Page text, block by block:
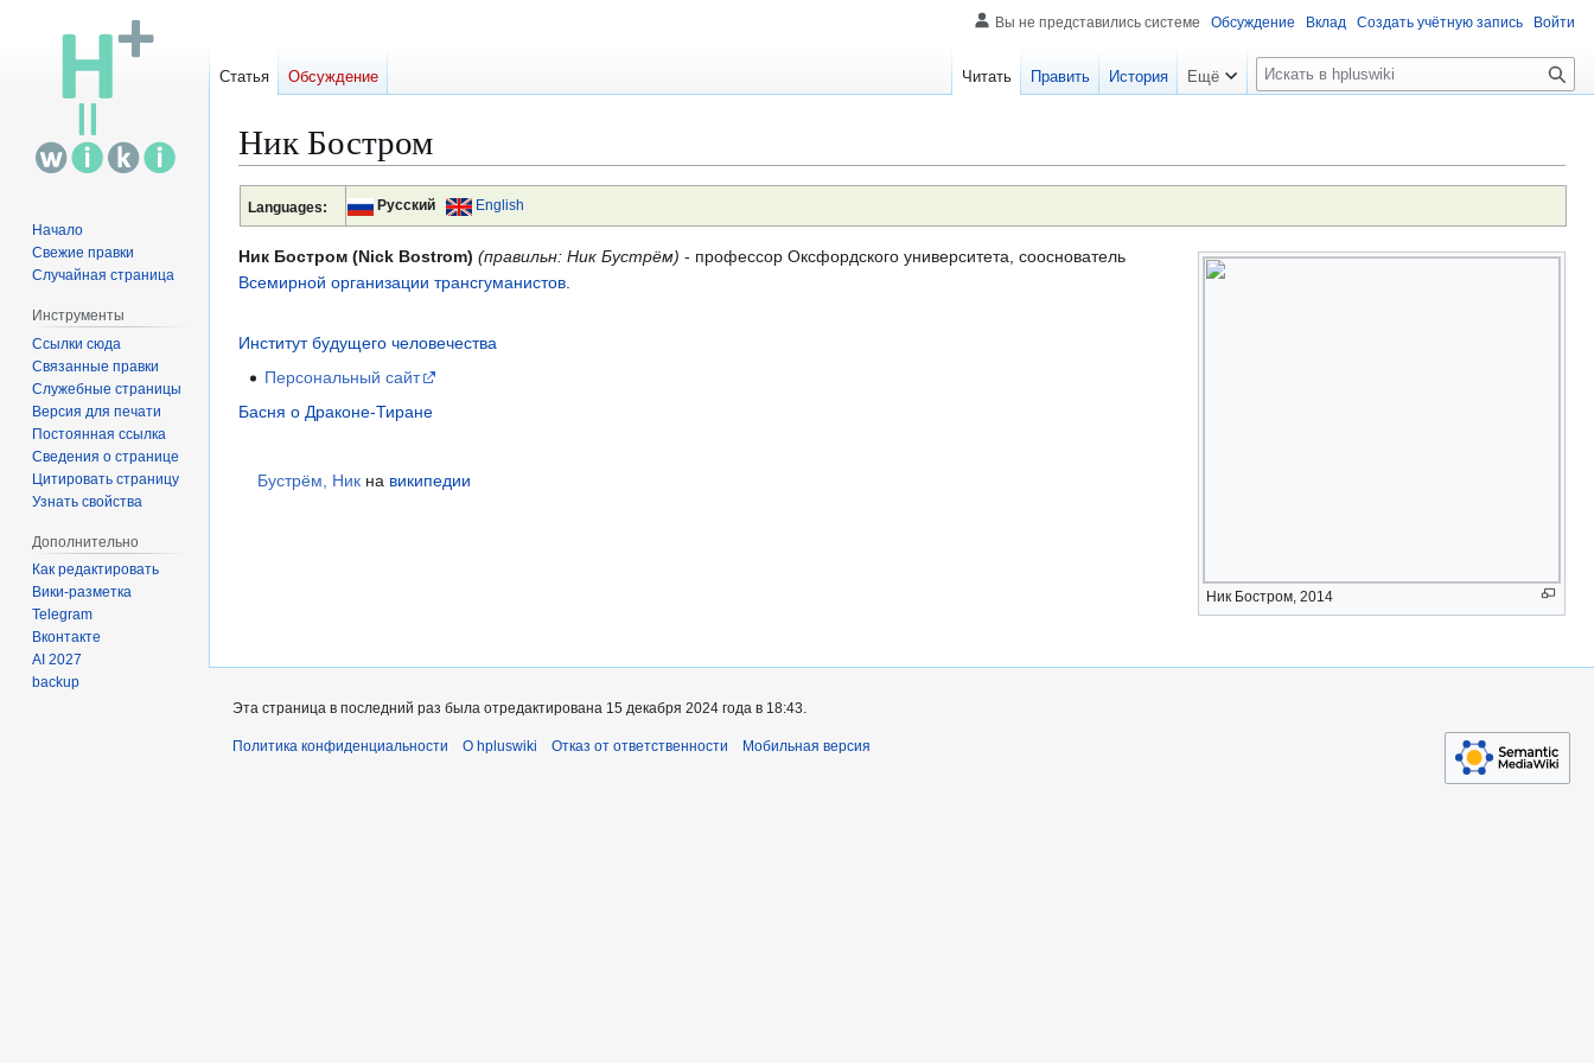
Ник Бостром
Перейти
к
навигации
Перейти
к
поиску
Languages: Русский English
Ник Бостром, 2014
Ник Бостром (Nick Bostrom) (правильн: Ник Бустрём) - профессор Оксфордского университета, сооснователь
Всемирной организации трансгуманистов.
Институт будущего человечества
Персональный сайт
Басня о Драконе-Тиране
Бустрём, Ник на википедии
Вы не представились системе Обсуждение Вклад Создать учётную запись Войти
Статья Обсуждение Читать Править История Ещё
П
о
к
Начало
Свежие правки
Случайная страница
Инструменты
Ссылки сюда
Связанные правки
Служебные страницы
Версия для печати
Постоянная ссылка
Сведения о странице
Цитировать страницу
Узнать свойства
Дополнительно
Как редактировать
Вики-разметка
Telegram
Вконтакте
AI 2027
backup
Эта страница в последний раз была отредактирована 15 декабря 2024 года в 18:43.
Политика конфиденциальности О hpluswiki Отказ от ответственности Мобильная версия